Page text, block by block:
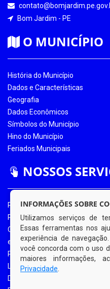
Bom Jardim - PE
O MUNICÍPIO
História do Município
Dados e Características
Geografia
Dados Econômicos
Símbolos do Município
Hino do Município
Feriados Municipais
NOSSOS
Portal da Transparência
Portal da Transparência
Ouvidoria Eletrônica
e-SIC
Processos de Licitação
Licitações em Andamento
Diário Oficial
INFORMAÇÕES SOBRE
Utilizamos serviços de
Essas ferramentas nos
experiência de
você concorda com o uso
maiores informações,
Privacidade